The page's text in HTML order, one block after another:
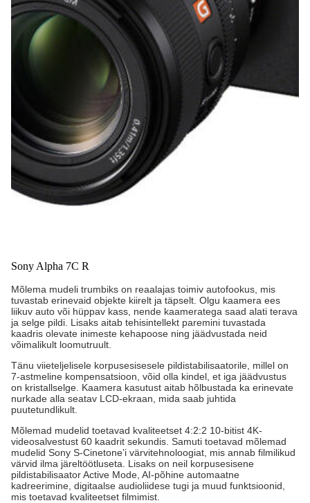
Sony Alpha 7C R
Mõlema mudeli trumbiks on reaalajas toimiv autofookus, mis
tuvastab erinevaid objekte kiirelt ja täpselt. Olgu kaamera ees
liikuv auto või hüppav kass, nende kaameratega saad alati terava
ja selge pildi. Lisaks aitab tehisintellekt paremini tuvastada
kaadris olevate inimeste kehapoose ning jäädvustada neid
võimalikult loomutruult.
Tänu viieteljelisele korpusesisesele pildistabilisaatorile, millel on
7-astmeline kompensatsioon, võid olla kindel, et iga jäädvustus
on kristallselge. Kaamera kasutust aitab hõlbustada ka erinevate
nurkade alla seatav LCD-ekraan, mida saab juhtida
puutetundlikult.
Mõlemad mudelid toetavad kvaliteetset 4:2:2 10-bitist 4K-
videosalvestust 60 kaadrit sekundis. Samuti toetavad mõlemad
mudelid Sony S-Cinetone’i värvitehnoloogiat, mis annab filmilikud
värvid ilma järeltöötluseta. Lisaks on neil korpusesisene
pildistabilisaator Active Mode, AI-põhine automaatne
kadreerimine, digitaalse audioliidese tugi ja muud funktsioonid,
mis toetavad kvaliteetset filmimist.